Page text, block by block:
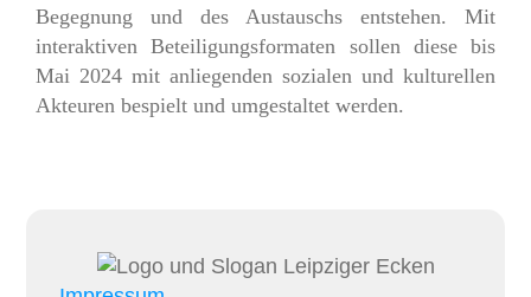
Begegnung und des Austauschs entstehen. Mit
interaktiven Beteiligungsformaten sollen diese bis
Mai 2024 mit anliegenden sozialen und kulturellen
Akteuren bespielt und umgestaltet werden.